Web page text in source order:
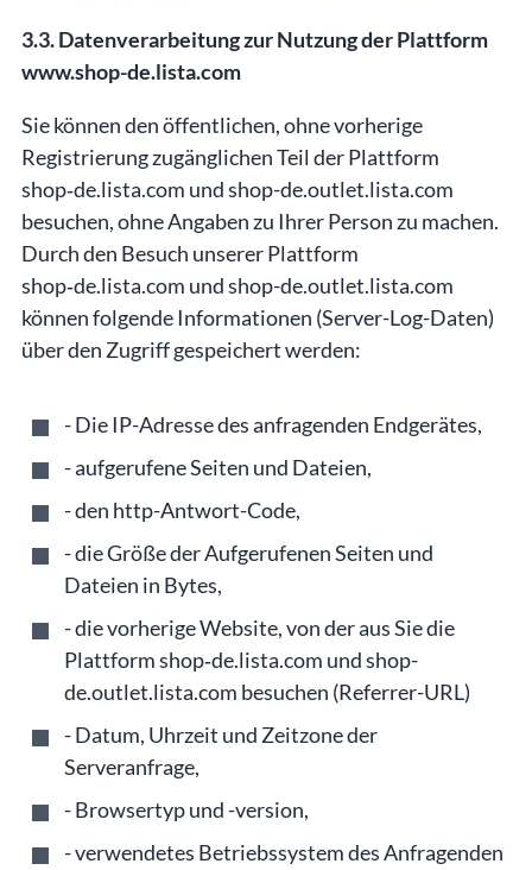
3.3. Datenverarbeitung zur Nutzung der Plattform
www.shop-de.lista.com
Sie können den öffentlichen, ohne vorherige
Registrierung zugänglichen Teil der Plattform
shop‑de.lista.com und shop-de.outlet.lista.com
besuchen, ohne Angaben zu Ihrer Person zu machen.
Durch den Besuch unserer Plattform
shop‑de.lista.com und shop-de.outlet.lista.com
können folgende Informationen (Server-Log-Daten)
über den Zugriff gespeichert werden:
- Die IP-Adresse des anfragenden Endgerätes,
- aufgerufene Seiten und Dateien,
- den http-Antwort-Code,
- die Größe der Aufgerufenen Seiten und
Dateien in Bytes,
- die vorherige Website, von der aus Sie die
Plattform shop‑de.lista.com und shop-
de.outlet.lista.com besuchen (Referrer-URL)
- Datum, Uhrzeit und Zeitzone der
Serveranfrage,
- Browsertyp und -version,
- verwendetes Betriebssystem des Anfragenden